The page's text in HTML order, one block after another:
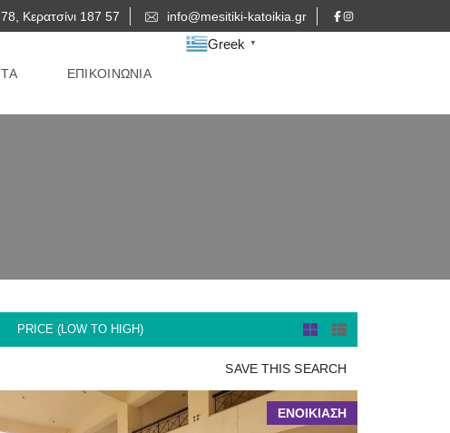
Κερατσίνι 187 57 info@mesitiki-katoikia.gr
ΕΠΙΚΟΙΝΩΝΙΑ
Greek ▼
PRICE (LOW TO HIGH)
SAVE THIS SEARCH
ΕΝΟΙΚΙΑΣΗ